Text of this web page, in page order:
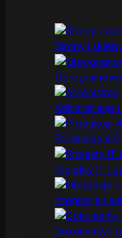
Strony i
Administracja
Produkcja 4.0
Projekty IT i
Integracje i
Dokumenty i